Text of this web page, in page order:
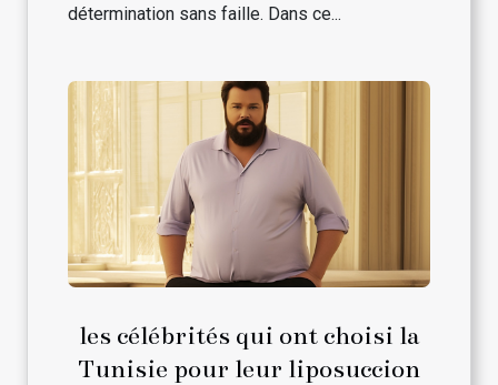
détermination sans faille. Dans ce...
les célébrités qui ont choisi la
Tunisie pour leur liposuccion